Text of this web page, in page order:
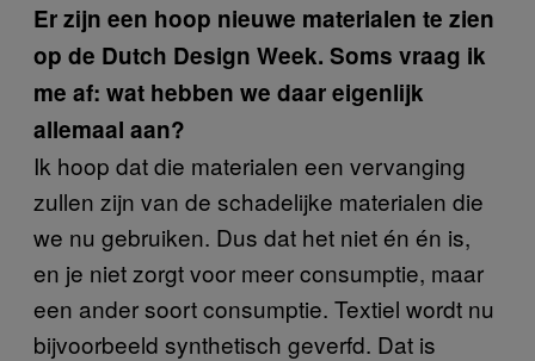
Er zijn een hoop nieuwe materialen te zien
op de Dutch Design Week. Soms vraag ik
me af: wat hebben we daar eigenlijk
allemaal aan?
Ik hoop dat die materialen een vervanging
zullen zijn van de schadelijke materialen die
we nu gebruiken. Dus dat het niet én én is,
en je niet zorgt voor meer consumptie, maar
een ander soort consumptie. Textiel wordt nu
bijvoorbeeld synthetisch geverfd. Dat is